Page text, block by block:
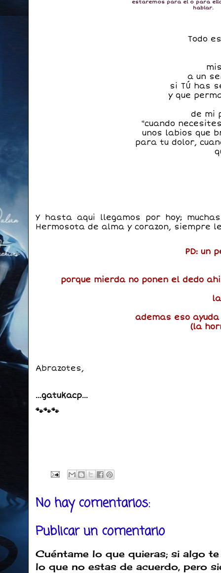
estaremos para el o para
hablar.
Todo
a un
si TÚ has
y que
de mi
"cuando
unos labios que
para tu dolor,
Y hasta aqui llegamos por hoy;
Hermosota de alma y corazon, siempre
PD: un
porque mierda no ponen el dedo
ademas eso ayuda
(la
Abrazotes,
...gatukacp...
🐾🐾🐾
No hay comentarios:
Publicar un comentario
Cuéntame lo que quieras; si algo
lo que no estas de acuerdo, pero